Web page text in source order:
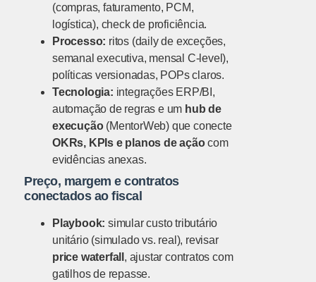
(compras, faturamento, PCM,
logística), check de proficiência.
Processo: ritos (daily de exceções,
semanal executiva, mensal C-level),
políticas versionadas, POPs claros.
Tecnologia: integrações ERP/BI,
automação de regras e um hub de
execução(MentorWeb) que conecte
OKRs, KPIs e planos de açãocom
evidências anexas.
Preço, margem e contratos
conectados ao fiscal
Playbook: simular custo tributário
unitário (simulado vs. real), revisar
price waterfall , ajustar contratos com
gatilhos de repasse.